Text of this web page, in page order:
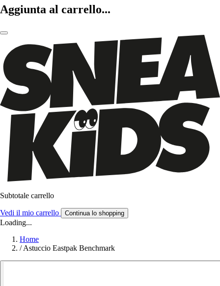
Aggiunta al carrello...
Subtotale carrello
Vedi il mio carrello Continua lo shopping
Loading...
Home
/ Astuccio Eastpak Benchmark